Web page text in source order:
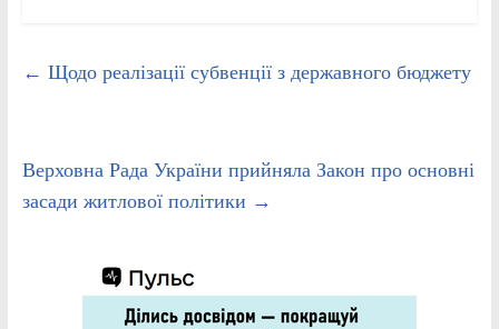
← Щодо реалізації субвенції з державного бюджету
Верховна Рада України прийняла Закон про основні
засади житлової політики →